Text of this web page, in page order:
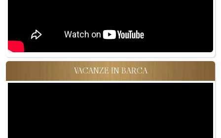
VACANZE IN BARCA